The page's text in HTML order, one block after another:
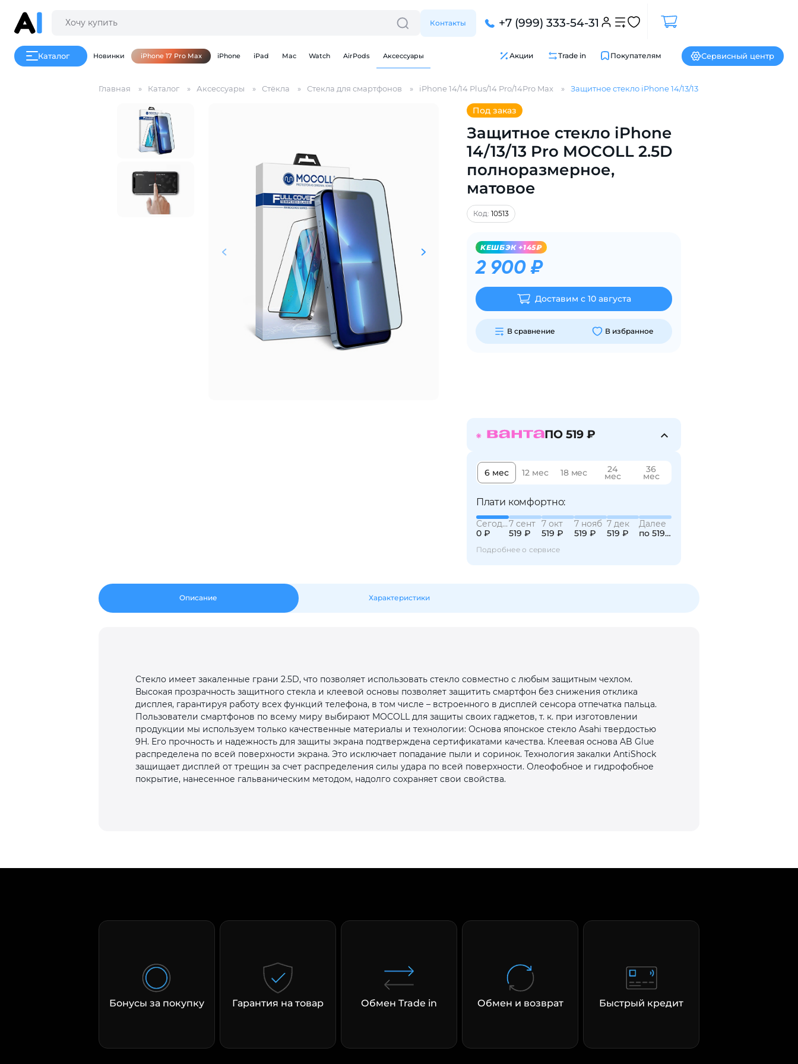
Контакты +7 (999) 333-54-31
Каталог Новинки iPhone 17 Pro Max iPhone iPad Mac Watch AirPods Аксессуары Акции Trade in Покупателям Сервисный центр
Главная Каталог Аксессуары Стёкла Стекла для смартфонов iPhone 14/14 Plus/14 Pro/14Pro Max Защитное стекло iPhone 14/13/13 Pro MOCOLL 2.5D
Под заказ
Защитное стекло iPhone
14/13/13 Pro MOCOLL 2.5D
полноразмерное,
матовое
Код: 10513
KЕШБЭК +145₽
2 900 ₽
Доставим с 10 августа
В сравнение В избранное
ПО 519 ₽
6 мес 12 мес 18 мес 24
мес
36
мес
Плати комфортно:
Сегодня
0 ₽
7 сент
519 ₽
7 окт
519 ₽
7 нояб
519 ₽
7 дек
519 ₽
Далее
по 519 ₽
Подробнее о сервисе
Описание Характеристики
Стекло имеет закаленные грани 2.5D, что позволяет использовать стекло совместно с любым защитным чехлом.
Высокая прозрачность защитного стекла и клеевой основы позволяет защитить смартфон без снижения отклика
дисплея, гарантируя работу всех функций телефона, в том числе – встроенного в дисплей сенсора отпечатка пальца.
Пользователи смартфонов по всему миру выбирают MOCOLL для защиты своих гаджетов, т. к. при изготовлении
продукции мы используем только качественные материалы и технологии: Основа японское стекло Asahi твердостью
9H. Его прочность и надежность для защиты экрана подтверждена сертификатами качества. Клеевая основа AB Glue
распределена по всей поверхности экрана. Это исключает попадание пыли и соринок. Технология закалки AntiShock
защищает дисплей от трещин за счет распределения силы удара по всей поверхности. Олеофобное и гидрофобное
покрытие, нанесенное гальваническим методом, надолго сохраняет свои свойства.
Бонусы за покупку Гарантия на товар Обмен Trade in Обмен и возврат Быстрый кредит
Для клиентов всех банков
Разбейтеоплату
на частибез переплат
График платежей
Сегодня
25%
Подробнее
25
раз в 2
недели
Остались вопросы?
8 800 302-02-51
plait.ru